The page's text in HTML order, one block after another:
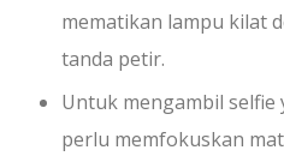
mematikan lampu kilat
tanda petir.
Untuk mengambil selfie
perlu memfokuskan